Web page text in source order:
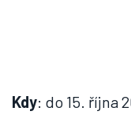
Kdy: do 15. října